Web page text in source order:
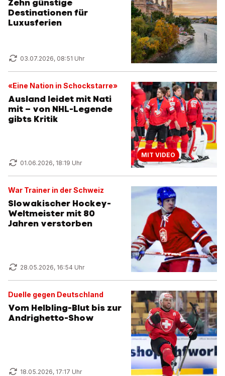
Zehn günstige
Destinationen für
Luxusferien
03.07.2026, 08:51 Uhr
«Eine Nation in Schockstarre»
Ausland leidet mit Nati
mit – von NHL-Legende
gibts Kritik
01.06.2026, 18:19 Uhr
MIT VIDEO
War Trainer in der Schweiz
Slowakischer Hockey-
Weltmeister mit 80
Jahren verstorben
28.05.2026, 16:54 Uhr
Duelle gegen Deutschland
Vom Helbling-Blut bis zur
Andrighetto-Show
18.05.2026, 17:17 Uhr